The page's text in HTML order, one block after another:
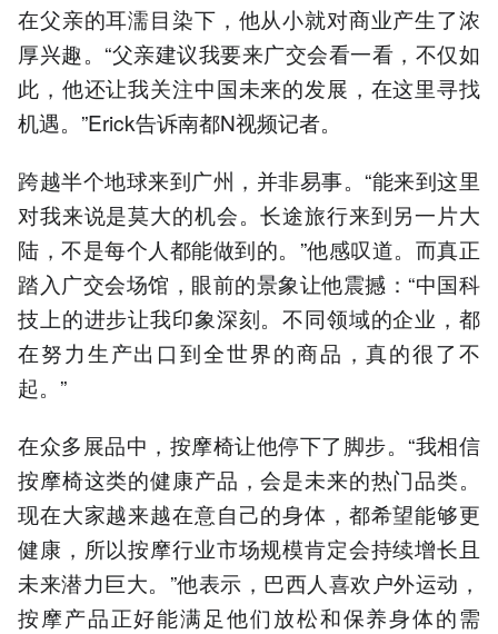
在父亲的耳濡目染下，他从小就对商业产生了浓
厚兴趣。“父亲建议我要来广交会看一看，不仅如
此，他还让我关注中国未来的发展，在这里寻找
机遇。”Erick告诉南都N视频记者。
跨越半个地球来到广州，并非易事。“能来到这里
对我来说是莫大的机会。长途旅行来到另一片大
陆，不是每个人都能做到的。”他感叹道。而真正
踏入广交会场馆，眼前的景象让他震撼：“中国科
技上的进步让我印象深刻。不同领域的企业，都
在努力生产出口到全世界的商品，真的很了不
起。”
在众多展品中，按摩椅让他停下了脚步。“我相信
按摩椅这类的健康产品，会是未来的热门品类。
现在大家越来越在意自己的身体，都希望能够更
健康，所以按摩行业市场规模肯定会持续增长且
未来潜力巨大。”他表示，巴西人喜欢户外运动，
按摩产品正好能满足他们放松和保养身体的需